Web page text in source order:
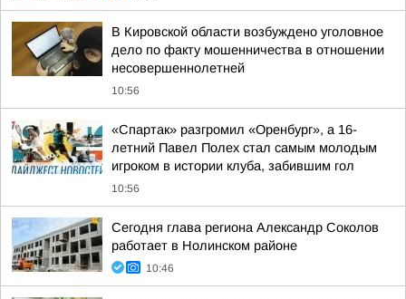
В Кировской области возбуждено уголовное
дело по факту мошенничества в отношении
несовершеннолетней
10:56
«Спартак» разгромил «Оренбург», а 16-
летний Павел Полех стал самым молодым
игроком в истории клуба, забившим гол
10:56
Сегодня глава региона Александр Соколов
работает в Нолинском районе
10:46